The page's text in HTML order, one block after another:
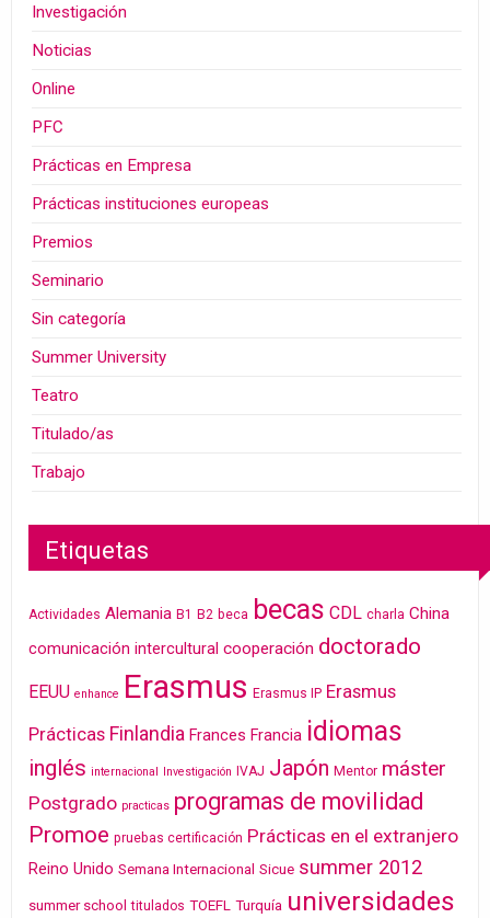
Investigación
Noticias
Online
PFC
Prácticas en Empresa
Prácticas instituciones europeas
Premios
Seminario
Sin categoría
Summer University
Teatro
Titulado/as
Trabajo
Etiquetas
Actividades Alemania B1 B2 beca becas CDL charla China
comunicación intercultural cooperación doctorado
EEUU enhance Erasmus Erasmus IP Erasmus
Prácticas Finlandia Frances Francia idiomas
inglés internacional Investigación IVAJ Japón Mentor máster
Postgrado practicas programas de movilidad
Promoe pruebas certificación Prácticas en el extranjero
Reino Unido Semana Internacional Sicue summer 2012
summer school titulados TOEFL Turquía universidades